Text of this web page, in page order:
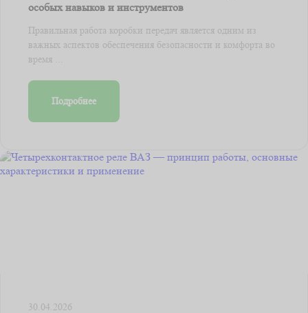
особых навыков и инструментов
Правильная работа коробки передач является одним из
важных аспектов обеспечения безопасности и комфорта во
время ...
Подробнее
30.04.2026